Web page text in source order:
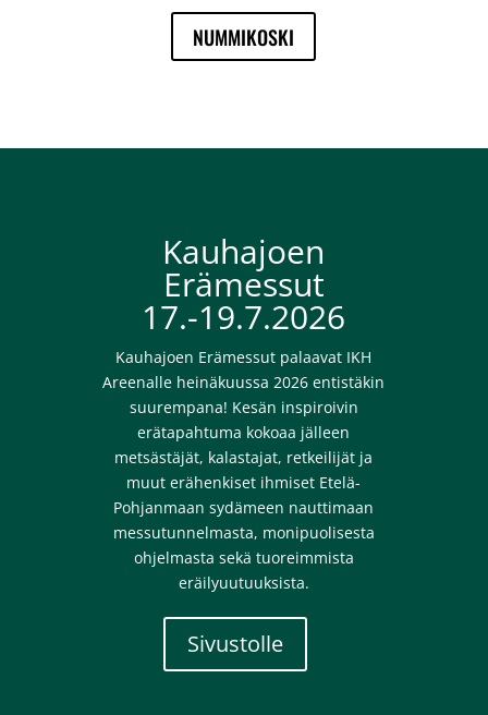
NUMMIKOSKI
Kauhajoen
Erämessut
17.-19.7.2026
Kauhajoen Erämessut palaavat IKH
Areenalle heinäkuussa 2026 entistäkin
suurempana! Kesän inspiroivin
erätapahtuma kokoaa jälleen
metsästäjät, kalastajat, retkeilijät ja
muut erähenkiset ihmiset Etelä-
Pohjanmaan sydämeen nauttimaan
messutunnelmasta, monipuolisesta
ohjelmasta sekä tuoreimmista
eräilyuutuuksista.
Sivustolle